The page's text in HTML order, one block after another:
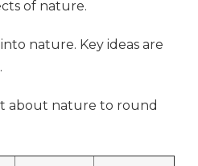
of nature.
nature. Key ideas are
about nature to round